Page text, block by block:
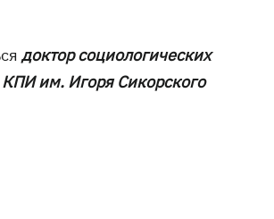
доктор социологических
КПИ им. Игоря Сикорского